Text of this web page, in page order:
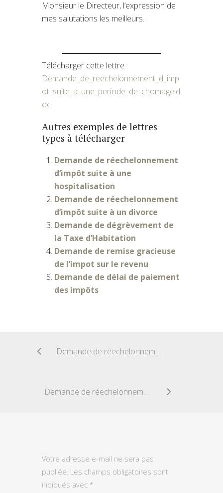
Monsieur le Directeur, l’expression de
mes salutations les meilleurs.
Télécharger cette lettre :
Demande_de_reechelonnement_d_imp
ot_suite_a_une_periode_de_chomage.d
oc
Autres exemples de lettres
types à télécharger
Demande de réechelonnement
d’impôt suite à une
hospitalisation
Demande de réechelonnement
d’impôt suite à un divorce
Demande de dégrèvement de
la Taxe d’Habitation
Demande de remise gracieuse
de l’impot sur le revenu
Demande de délai de paiement
des impôts
Demande de réechelonnement d’impôt suite à une hospitalisation
Demande de réechelonnement d’impôt suite à un divorce
Votre adresse e-mail ne sera pas
publiée. Les champs obligatoires sont
indiqués avec *